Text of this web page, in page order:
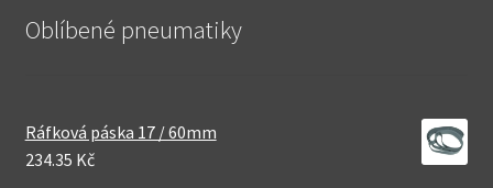
Oblíbené pneumatiky
Ráfková páska 17 / 60mm
234.35 Kč